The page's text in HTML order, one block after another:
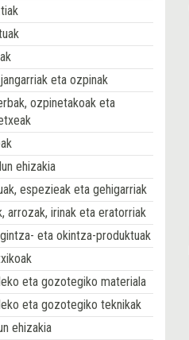
eta ozpinak
ozpinetakoak eta
ehizakia
espezieak eta gehigarriak
arrozak, irinak eta eratorriak
eta okintza-produktuak
eta gozotegiko materiala
eta gozotegiko teknikak
ehizakia